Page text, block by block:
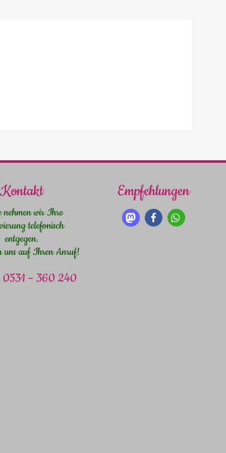
Kontakt
nehmen wir Ihre
telefonisch
entgegen.
uns auf Ihren Anruf!
0531 – 360 240
Empfehlungen